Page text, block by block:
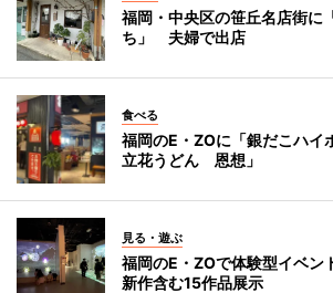
福岡・中央区の笹丘名店街に
ち」 夫婦で出店
食べる
福岡のE・ZOに「銀だこハイ
立花うどん 恩想」
見る・遊ぶ
福岡のE・ZOで体験型イベ
新作含む15作品展示